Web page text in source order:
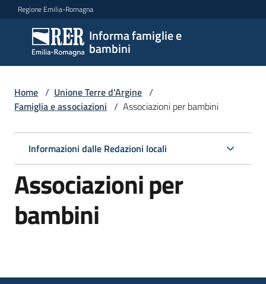
Vai al contenuto
Vai alla navigazione
Vai al footer
Regione Emilia-Romagna
Informa famiglie e
bambini
Informa
famiglie
e
bambini
Argomenti
Servizi
Centri
Home / Unione Terre d'Argine /
Famiglia e associazioni / Associazioni per bambini
Informazioni dalle Redazioni locali
Associazioni per
bambini